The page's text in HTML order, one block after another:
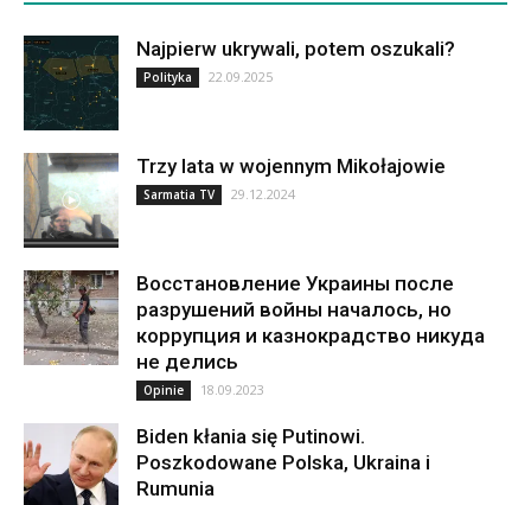
Najpierw ukrywali, potem oszukali?
Polityka 22.09.2025
Trzy lata w wojennym Mikołajowie
Sarmatia TV 29.12.2024
Восстановление Украины после
разрушений войны началось, но
коррупция и казнокрадство никуда
не делись
Opinie 18.09.2023
Biden kłania się Putinowi.
Poszkodowane Polska, Ukraina i
Rumunia